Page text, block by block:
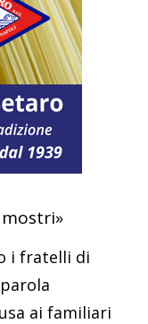
i fratelli di
ai familiari